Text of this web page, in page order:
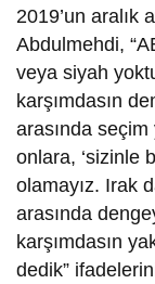
2019’un aralık
Abdulmehdi,
veya siyah
karşımdasın
arasında
onlara, ‘sizinle
olamayız. Irak
arasında
karşımdasın
dedik”